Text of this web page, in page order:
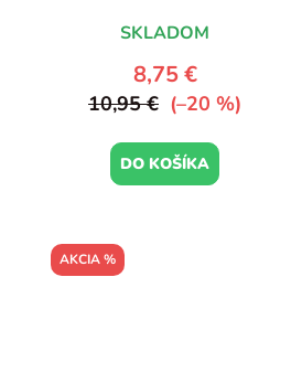
SKLADOM
8,75 €
10,95 € (–20 %)
DO KOŠÍKA
AKCIA %